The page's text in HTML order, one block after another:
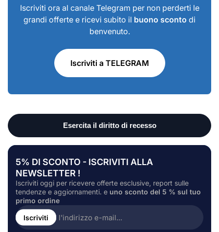
Iscriviti ora al canale Telegram per non perderti le
grandi offerte e ricevi subito il buono sconto di
benvenuto.
Iscriviti a TELEGRAM
5% DI SCONTO - ISCRIVITI ALLA
NEWSLETTER !
Iscriviti oggi per ricevere offerte esclusive, report sulle
tendenze e aggiornamenti. e uno sconto del 5 % sul tuo
primo ordine
Inserire
l'indirizzo
e-
Iscriviti